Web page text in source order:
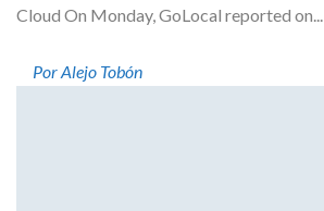
Cloud On Monday, GoLocal reported on...
Por Alejo Tobón